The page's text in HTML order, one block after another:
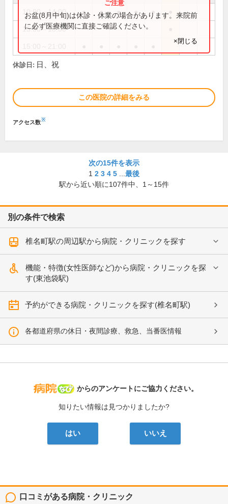
10:00～14:00 ● ● ● ● ●
15:00～18:00
お盆(8月中旬)は休診・休業の場合があります。来院前
に必ず医療機関に直接ご確認ください。
×閉じる
休診日: 日、祝
この医院の詳細をみる
アクセス数※
次の15件を表示
1 2 3 4 5
最後
駅から近い順に107件中、 1～15件
別の条件で検索
椎名町駅の周辺駅から病院・クリニックを探す
機能・特徴(女性医師など)から病院・クリニックを探
す(東池袋駅)
予約ができる病院・クリニックを探す(椎名町駅)
各都道府県の休日・夜間診療、救急、当番医情報
病院なび
からのアンケートにご協力ください。
知りたい情報は見つかりましたか?
はい いいえ
口コミがある病院・クリニック